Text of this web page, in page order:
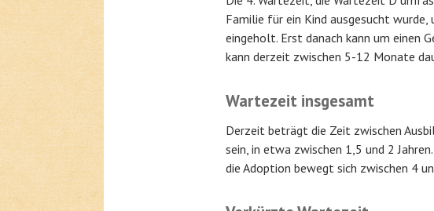
Familie für ein Kind ausgesucht
eingeholt. Erst danach kann um einen
kann derzeit zwischen 5-12 Monate
Wartezeit insgesamt
Derzeit beträgt die Zeit zwischen
sein, in etwa zwischen 1,5 und 2
die Adoption bewegt sich zwischen 4